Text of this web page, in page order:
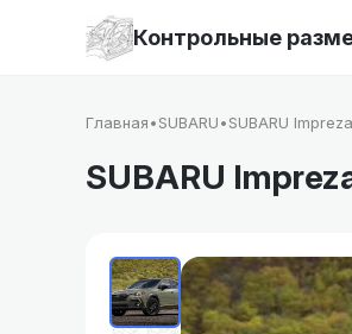
Контрольные
Главная•SUBARU•SUBARU
SUBARU